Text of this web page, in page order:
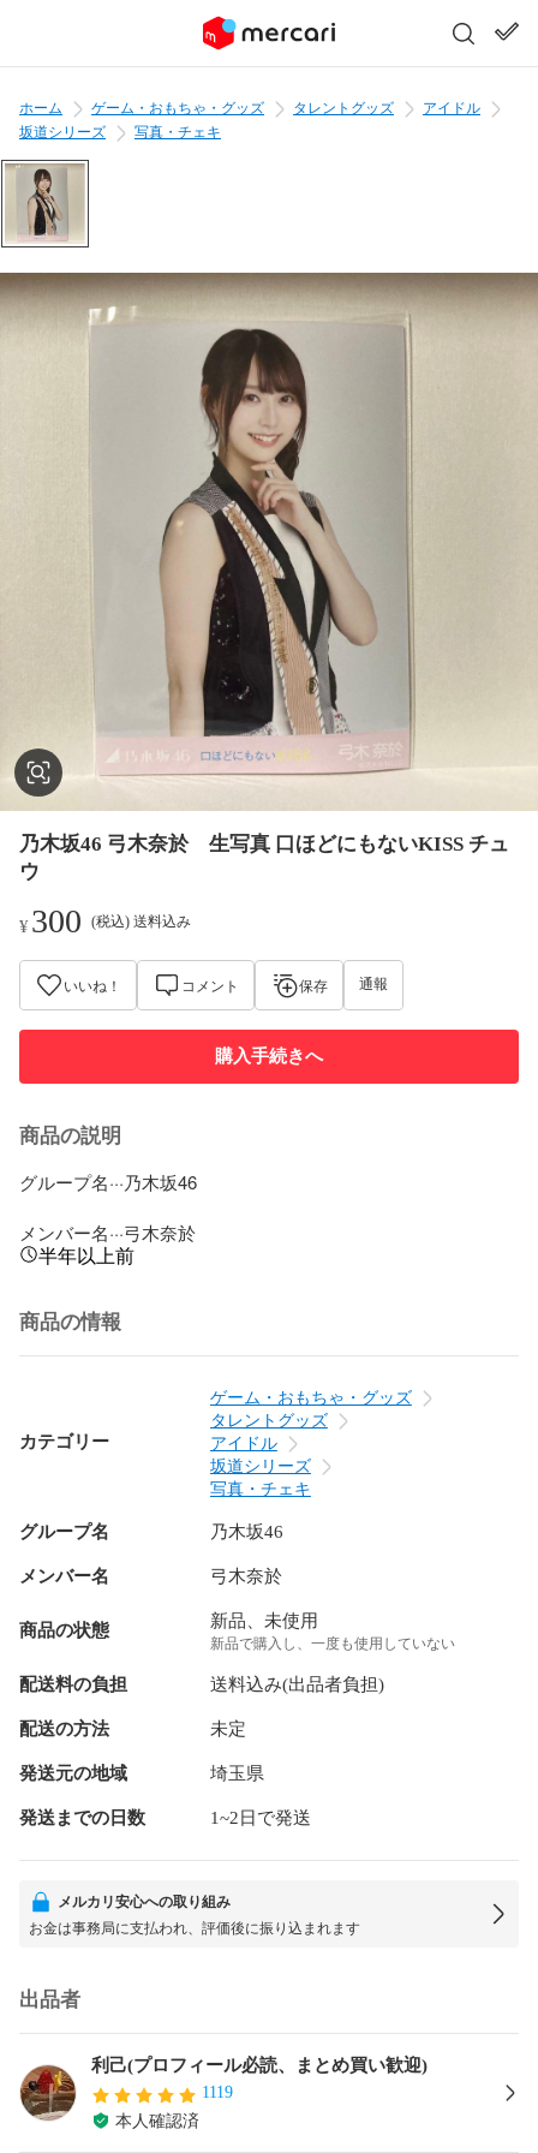
ホーム ゲーム・おもちゃ・グッズ タレントグッズ
アイドル
坂道シリーズ
写真・チェキ
乃木坂46 弓木奈於 生写真 口ほどにもないKISS チュ
ウ
¥300 (税込) 送料込み
いいね！ コメント 保存 通報
購入手続きへ
商品の説明
グループ名···乃木坂46
メンバー名···弓木奈於
半年以上前
商品の情報
カテゴリー
ゲーム・おもちゃ・グッズ
タレントグッズ
アイドル
坂道シリーズ
写真・チェキ
グループ名 乃木坂46
メンバー名 弓木奈於
商品の状態 新品、未使用
新品で購入し、一度も使用していない
配送料の負担 送料込み(出品者負担)
配送の方法 未定
発送元の地域 埼玉県
発送までの日数 1~2日で発送
メルカリ安心への取り組み
お金は事務局に支払われ、評価後に振り込まれます
出品者
利己(プロフィール必読、まとめ買い歓迎)
1119
本人確認済